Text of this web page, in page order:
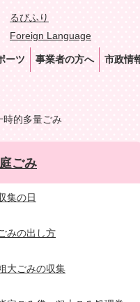
るびふり
Foreign Language
ーツ 事業者の方へ 市政情
時的多量ごみ
ごみ
集の日
みの出し方
大ごみの収集